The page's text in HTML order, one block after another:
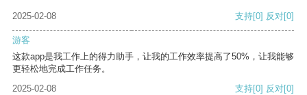
2025-02-08 支持[0] 反对[0]
游客
这款app是我工作上的得力助手，让我的工作效率提高了50%，让我能够
更轻松地完成工作任务。
2025-02-08
支持[0] 反对[0]